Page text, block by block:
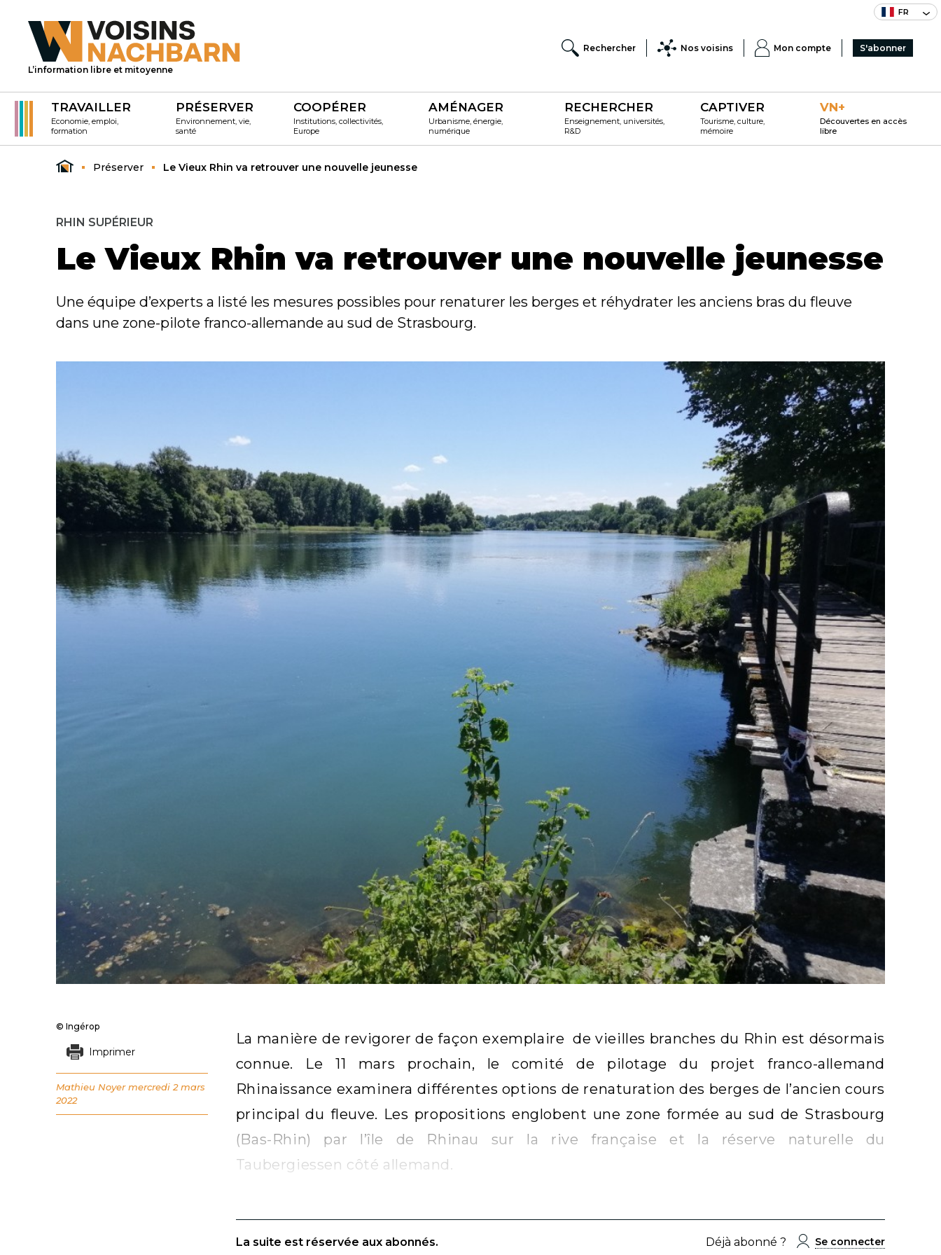
FR
L’information libre et mitoyenne
Rechercher Nos voisins Mon compte S'abonner
TRAVAILLER
Economie, emploi,
formation
PRÉSERVER
Environnement, vie,
santé
COOPÉRER
Institutions, collectivités,
Europe
AMÉNAGER
Urbanisme, énergie,
numérique
RECHERCHER
Enseignement, universités,
R&D
CAPTIVER
Tourisme, culture,
mémoire
VN+
Découvertes en accès
libre
Préserver Le Vieux Rhin va retrouver une nouvelle jeunesse
RHIN SUPÉRIEUR
Le Vieux Rhin va retrouver une nouvelle jeunesse
Une équipe d’experts a listé les mesures possibles pour renaturer les berges et réhydrater les anciens bras du fleuve
dans une zone-pilote franco-allemande au sud de Strasbourg.
La manière de revigorer de façon exemplaire de vieilles branches du Rhin est désormais
connue. Le 11 mars prochain, le comité de pilotage du projet franco-allemand
Rhinaissance examinera différentes options de renaturation des berges de l’ancien cours
principal du fleuve. Les propositions englobent une zone formée au sud de Strasbourg
(Bas-Rhin) par l’île de Rhinau sur la rive française et la réserve naturelle du
Taubergiessen côté allemand.
La suite est réservée aux abonnés. Déjà abonné ? Se connecter
© Ingérop
Imprimer
Mathieu Noyer mercredi 2 mars
2022